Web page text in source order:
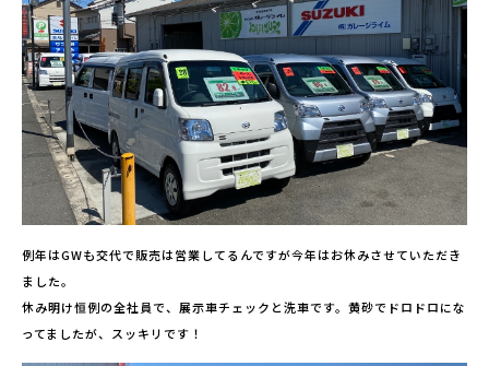
例年はGWも交代で販売は営業してるんですが今年はお休みさせていただき
ました。
休み明け恒例の全社員で、展示車チェックと洗車です。黄砂でドロドロにな
ってましたが、スッキリです！